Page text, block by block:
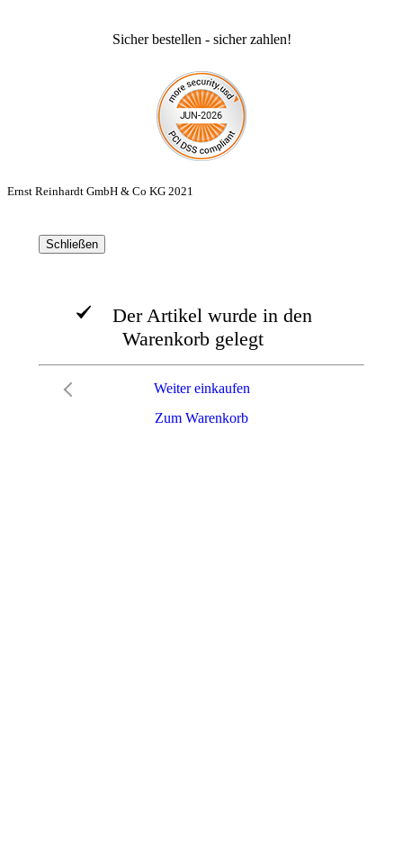
Sicher bestellen - sicher zahlen!
Ernst Reinhardt GmbH & Co KG 2021
Schließen
Der Artikel wurde in den
Warenkorb gelegt
Zum Warenkorb
Weiter einkaufen